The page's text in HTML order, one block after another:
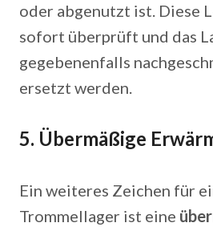
oder abgenutzt ist. Diese
sofort überprüft und das
gegebenenfalls
ersetzt werden.
5. Übermäßige
Ein weiteres Zeichen für
Trommellager ist eine